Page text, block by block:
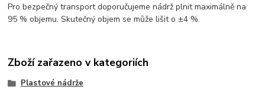
Pro bezpečný transport doporučujeme nádrž plnit maximálně na
95 % objemu. Skutečný objem se může lišit o ±4 %.
Zboží zařazeno v kategoriích
Plastové nádrže